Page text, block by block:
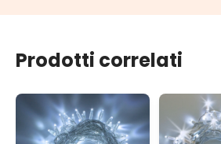
Prodotti correlati